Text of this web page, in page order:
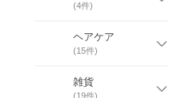
(4件)
ヘアケア
(15件)
雑貨
(19件)